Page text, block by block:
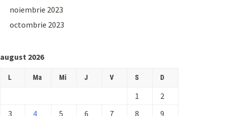
noiembrie 2023
octombrie 2023
august 2026
L Ma Mi J V S D
1
2
3
4 5 6 7 8 9